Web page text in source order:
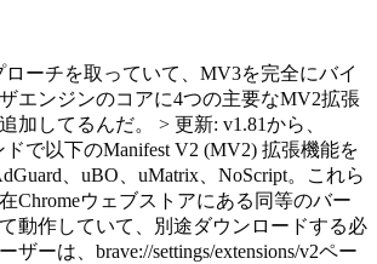
ローチを取っていて、MV3を完全にバイ
エンジンのコアに4つの主要なMV2拡張
加してるんだ。 > 更新: v1.81から、
で以下のManifest V2 (MV2) 拡張機能を
、uBO、uMatrix、NoScript。これら
Chromeウェブストアにある同等のバー
動作していて、別途ダウンロードする必
ザーは、brave://settings/extensions/v2ペー